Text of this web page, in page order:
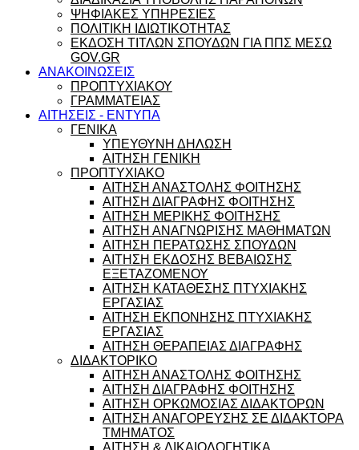
ΨΗΦΙΑΚΕΣ ΥΠΗΡΕΣΙΕΣ
ΠΟΛΙΤΙΚΗ ΙΔΙΩΤΙΚΟΤΗΤΑΣ
ΕΚΔΟΣΗ ΤΙΤΛΩΝ ΣΠΟΥΔΩΝ ΓΙΑ ΠΠΣ ΜΕΣΩ
GOV.GR
ΑΝΑΚΟΙΝΩΣΕΙΣ
ΠΡΟΠΤΥΧΙΑΚΟΥ
ΓΡΑΜΜΑΤΕΙΑΣ
ΑΙΤΗΣΕΙΣ - ΕΝΤΥΠΑ
ΓΕΝΙΚΑ
ΥΠΕΥΘΥΝΗ ΔΗΛΩΣΗ
ΑΙΤΗΣΗ ΓΕΝΙΚΗ
ΠΡΟΠΤΥΧΙΑΚΟ
ΑΙΤΗΣΗ ΑΝΑΣΤΟΛΗΣ ΦΟΙΤΗΣΗΣ
ΑΙΤΗΣΗ ΔΙΑΓΡΑΦΗΣ ΦΟΙΤΗΣΗΣ
ΑΙΤΗΣΗ ΜΕΡΙΚΗΣ ΦΟΙΤΗΣΗΣ
ΑΙΤΗΣΗ ΑΝΑΓΝΩΡΙΣΗΣ ΜΑΘΗΜΑΤΩΝ
ΑΙΤΗΣΗ ΠΕΡΑΤΩΣΗΣ ΣΠΟΥΔΩΝ
ΑΙΤΗΣΗ ΕΚΔΟΣΗΣ ΒΕΒΑΙΩΣΗΣ
ΕΞΕΤΑΖΟΜΕΝΟΥ
ΑΙΤΗΣΗ ΚΑΤΑΘΕΣΗΣ ΠΤΥΧΙΑΚΗΣ
ΕΡΓΑΣΙΑΣ
ΑΙΤΗΣΗ ΕΚΠΟΝΗΣΗΣ ΠΤΥΧΙΑΚΗΣ
ΕΡΓΑΣΙΑΣ
ΑΙΤΗΣΗ ΘΕΡΑΠΕΙΑΣ ΔΙΑΓΡΑΦΗΣ
ΔΙΔΑΚΤΟΡΙΚΟ
ΑΙΤΗΣΗ ΑΝΑΣΤΟΛΗΣ ΦΟΙΤΗΣΗΣ
ΑΙΤΗΣΗ ΔΙΑΓΡΑΦΗΣ ΦΟΙΤΗΣΗΣ
ΑΙΤΗΣΗ ΟΡΚΩΜΟΣΙΑΣ ΔΙΔΑΚΤΟΡΩΝ
ΑΙΤΗΣΗ ΑΝΑΓΟΡΕΥΣΗΣ ΣΕ ΔΙΔΑΚΤΟΡΑ
ΤΜΗΜΑΤΟΣ
ΑΙΤΗΣΗ & ΔΙΚΑΙΟΛΟΓΗΤΙΚΑ